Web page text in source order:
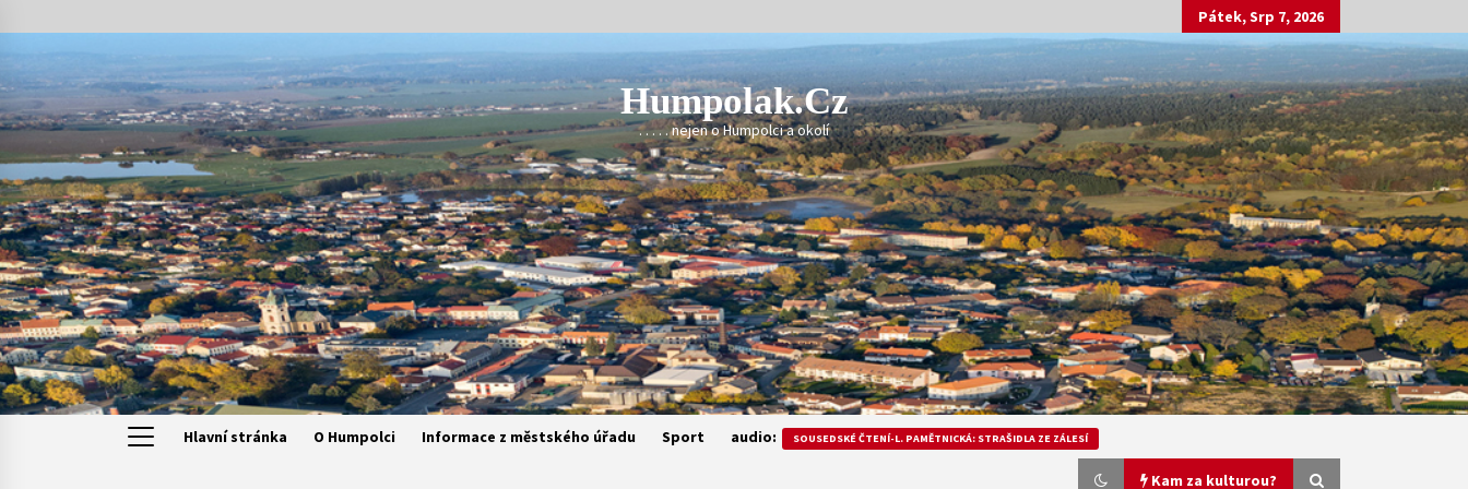
to
Pátek, Srp 7, 2026
Humpolak.cz
. . . . . nejen o Humpolci a okolí
Hlavní stránka O Humpolci Informace z městského úřadu Sport audio: SOUSEDSKÉ ČTENÍ-L. PAMĚTNICKÁ: STRAŠIDLA ZE ZÁLESÍ
Kam za kulturou?